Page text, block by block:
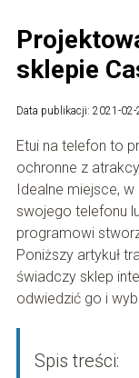
sklepie
Data publikacji: 2021-02-
Etui na telefon to
ochronne z
Idealne miejsce,
swojego telefonu
programowi
Poniższy artykuł
świadczy sklep
odwiedzić go i
Spis treści: